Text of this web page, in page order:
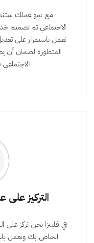
مع نمو عملك
الاجتماعي تم تصميم
نعمل باستمرار على
المتطورة لضمان
التركيز على
في فلينزا نحن نركز على
الخاص بك ونعمل